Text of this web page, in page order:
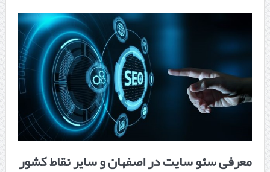
معرفی سئو سایت در اصفهان و سایر نقاط کشور